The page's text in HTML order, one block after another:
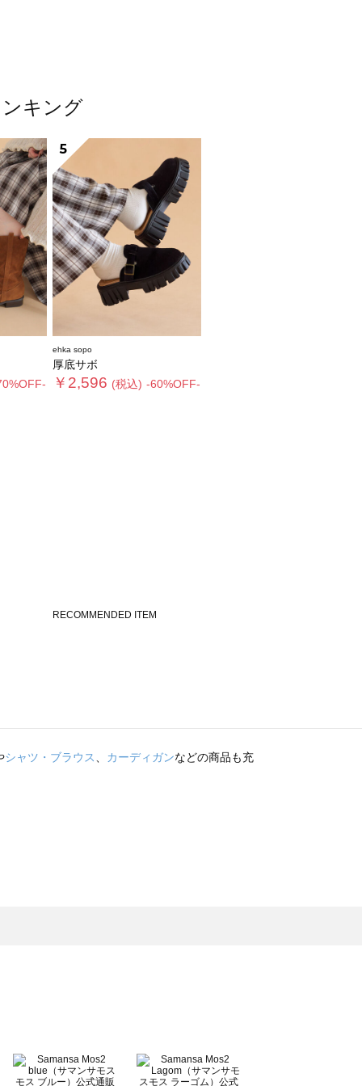
キング
5
ehka sopo
厚底サボ
￥2,596 (税込) -60%OFF-
シャツ・ブラウス、 カーディガンなどの商品も充